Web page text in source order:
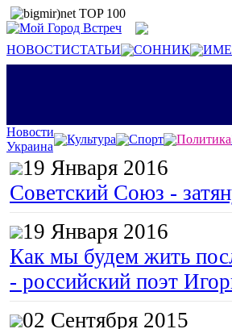
НОВОСТИСТАТЬИ СОННИК
Новости
Украина
Культура Спорт Политика
19 Января 2016
Советский Союз -
19 Января 2016
Как мы будем жить
- российский поэт
02 Сентября 2015